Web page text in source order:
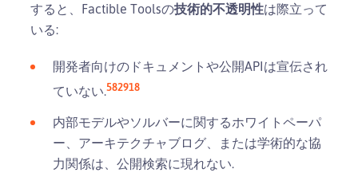
すると、Factible Toolsの技術的不透明性は際立って
いる:
開発者向けのドキュメントや公開APIは宣伝され
ていない.582918
内部モデルやソルバーに関するホワイトペーパ
ー、アーキテクチャブログ、または学術的な協
力関係は、公開検索に現れない.